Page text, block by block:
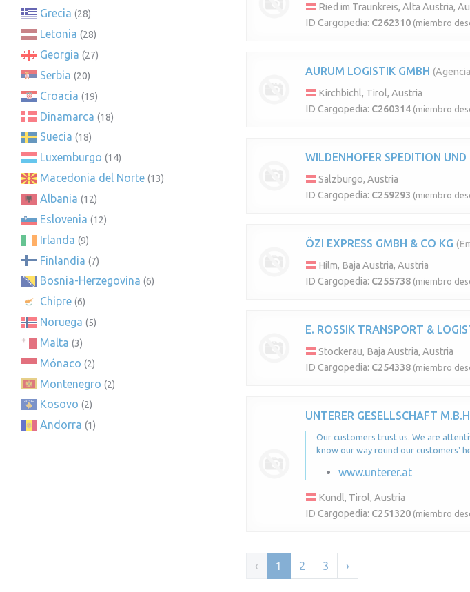
Grecia (28)
Letonia (28)
Georgia (27)
Serbia (20)
Croacia (19)
Dinamarca (18)
Suecia (18)
Luxemburgo (14)
Macedonia del Norte (13)
Albania (12)
Eslovenia (12)
Irlanda (9)
Finlandia (7)
Bosnia-Herzegovina (6)
Chipre (6)
Noruega (5)
Malta (3)
Mónaco (2)
Montenegro (2)
Kosovo (2)
Andorra (1)
Ried im Traunkreis, Alta Austria,
ID Cargopedia: C262310 (miembro
AURUM LOGISTIK GMBH
Kirchbichl, Tirol, Austria
ID Cargopedia: C260314 (miembro
WILDENHOFER SPEDITION
Salzburgo, Austria
ID Cargopedia: C259293 (miembro
ÖZI EXPRESS GMBH & CO KG
Hilm, Baja Austria, Austria
ID Cargopedia: C255738 (miembro
E. ROSSIK TRANSPORT &
Stockerau, Baja Austria, Austria
ID Cargopedia: C254338 (miembro
UNTERER GESELLSCHAFT
Our customers trust us. We are
know our way round our customers'
www.unterer.at
Kundl, Tirol, Austria
ID Cargopedia: C251320 (miembro
‹ 1 2 3 ›